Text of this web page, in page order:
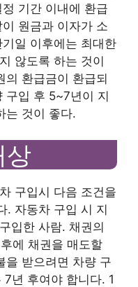
기간 이내에 환급
원금과 이자가 소
일 이후에는 최대한
않도록 하는 것이
의 환급금이 환급되
구입 후 5~7년이 지
는 것이 좋다.
상
구입시 다음 조건을
. 자동차 구입 시 지
입한 사람. 채권의
에 채권을 매도할
을 받으려면 차량 구
년 후여야 합니다. 1